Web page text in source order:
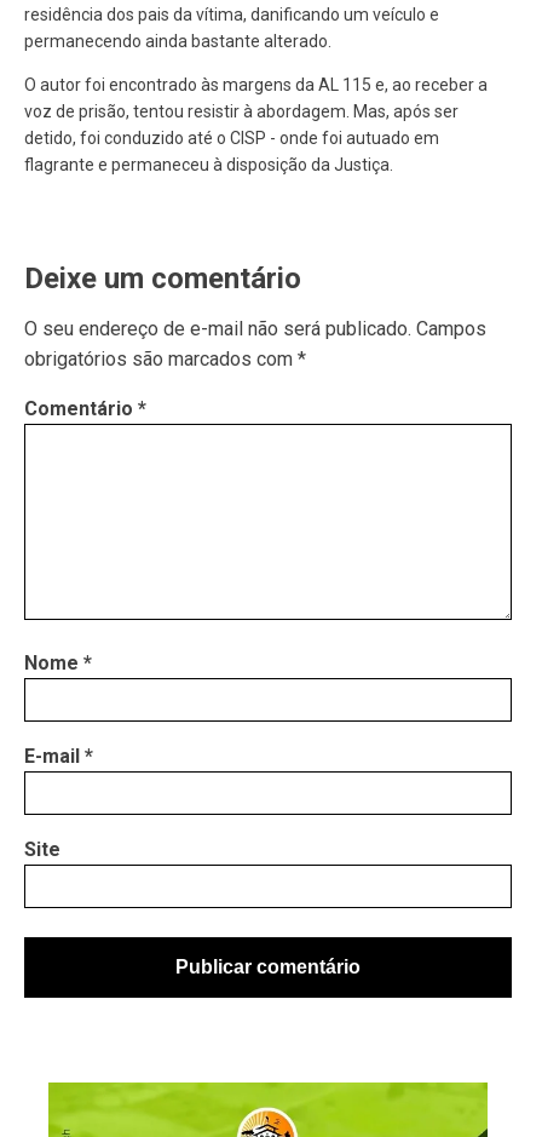
residência dos pais da vítima, danificando um veículo e
permanecendo ainda bastante alterado.
O autor foi encontrado às margens da AL 115 e, ao receber a
voz de prisão, tentou resistir à abordagem. Mas, após ser
detido, foi conduzido até o CISP - onde foi autuado em
flagrante e permaneceu à disposição da Justiça.
Deixe um comentário
O seu endereço de e-mail não será publicado. Campos
obrigatórios são marcados com *
Comentário *
Nome *
E-mail *
Site